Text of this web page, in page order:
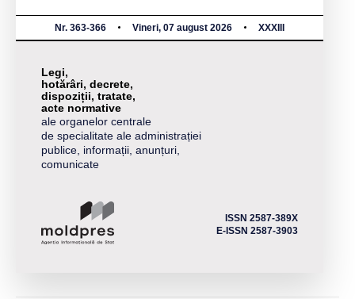
Nr. 363-366 Vineri, 07 august 2026 XXXIII
Legi,
hotărâri, decrete,
dispoziții, tratate,
acte normative
ale organelor centrale
de specialitate ale administrației
publice, informații, anunțuri,
comunicate
ISSN 2587-389X
E-ISSN 2587-3903